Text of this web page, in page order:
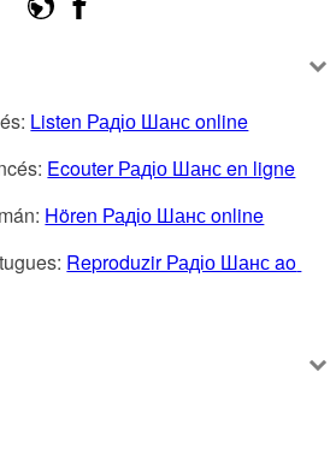
Listen Радіо Шанс online
Ecouter Радіо Шанс en ligne
Hören Радіо Шанс online
Reproduzir Радіо Шанс ao